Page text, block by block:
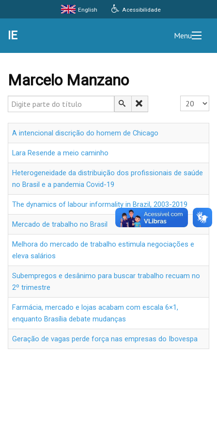
Acessibilidade
English
IE Menu
Marcelo Manzano
Digite parte do título Exibir #
A intencional discrição do homem de Chicago
Lara Resende a meio caminho
Heterogeneidade da distribuição dos profissionais de saúde
no Brasil e a pandemia Covid-19
The dynamics of labour informality in Brazil, 2003-2019
Mercado de trabalho no Brasil
Melhora do mercado de trabalho estimula negociações e
eleva salários
Subempregos e desânimo para buscar trabalho recuam no
2º trimestre
Farmácia, mercado e lojas acabam com escala 6×1,
enquanto Brasília debate mudanças
Geração de vagas perde força nas empresas do Ibovespa